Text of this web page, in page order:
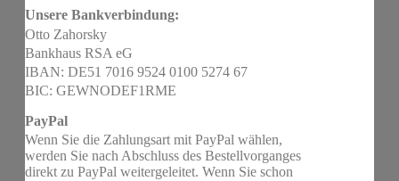
Unsere Bankverbindung:
Otto Zahorsky
Bankhaus RSA eG
IBAN: DE51 7016 9524 0100 5274 67
BIC: GEWNODEF1RME
PayPal
Wenn Sie die Zahlungsart mit PayPal wählen,
werden Sie nach Abschluss des Bestellvorganges
direkt zu PayPal weitergeleitet. Wenn Sie schon